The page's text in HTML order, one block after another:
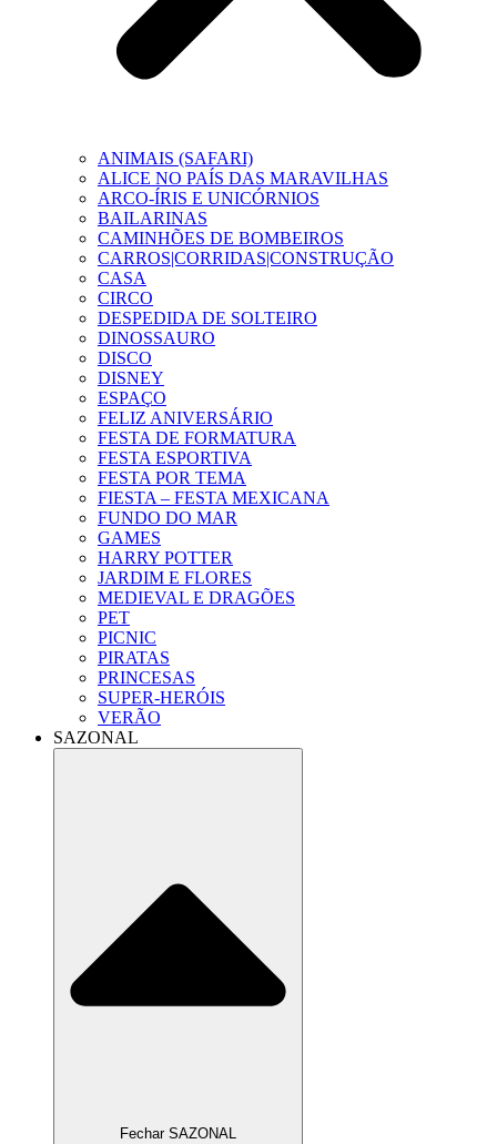
ANIMAIS (SAFARI)
ALICE NO PAÍS DAS MARAVILHAS
ARCO-ÍRIS E UNICÓRNIOS
BAILARINAS
CAMINHÕES DE BOMBEIROS
CARROS|CORRIDAS|CONSTRUÇÃO
CASA
CIRCO
DESPEDIDA DE SOLTEIRO
DINOSSAURO
DISCO
DISNEY
ESPAÇO
FELIZ ANIVERSÁRIO
FESTA DE FORMATURA
FESTA ESPORTIVA
FESTA POR TEMA
FIESTA – FESTA MEXICANA
FUNDO DO MAR
GAMES
HARRY POTTER
JARDIM E FLORES
MEDIEVAL E DRAGÕES
PET
PICNIC
PIRATAS
PRINCESAS
SUPER-HERÓIS
VERÃO
SAZONAL
Fechar SAZONAL